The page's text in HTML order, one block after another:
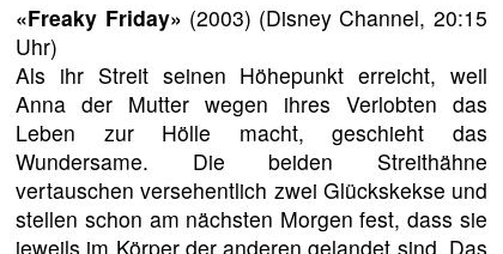
«Freaky Friday» (2003) (Disney Channel, 20:15
Uhr)
Als ihr Streit seinen Höhepunkt erreicht, weil
Anna der Mutter wegen ihres Verlobten das
Leben zur Hölle macht, geschieht das
Wundersame. Die beiden Streithähne
vertauschen versehentlich zwei Glückskekse und
stellen schon am nächsten Morgen fest, dass sie
jeweils im Körper der anderen gelandet sind. Das